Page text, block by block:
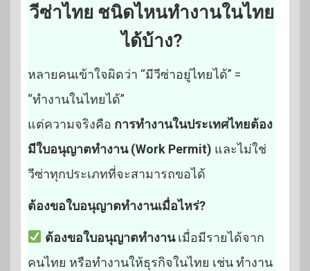
วีซ่าไทย ชนิดไหนทำงานในไทย
ได้บ้าง?
หลายคนเข้าใจผิดว่า “มีวีซ่าอยู่ไทยได้” =
“ทำงานในไทยได้”
แต่ความจริงคือ การทำงานในประเทศไทยต้อง
มีใบอนุญาตทำงาน (Work Permit) และไม่ใช่
วีซ่าทุกประเภทที่จะสามารถขอได้
ต้องขอใบอนุญาตทำงานเมื่อไหร่?
ต้องขอใบอนุญาตทำงานเมื่อมีรายได้จาก
คนไทย หรือทำงานให้ธุรกิจในไทย เช่น ทำงาน